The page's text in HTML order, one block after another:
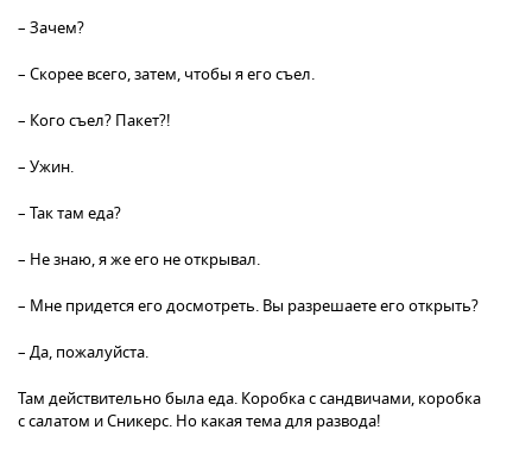
– Зачем?
– Скорее всего, затем, чтобы я его съел.
– Кого съел? Пакет?!
– Ужин.
– Так там еда?
– Не знаю, я же его не открывал.
– Мне придется его досмотреть. Вы разрешаете его открыть?
– Да, пожалуйста.
Там действительно была еда. Коробка с сандвичами, коробка
с салатом и Сникерс. Но какая тема для развода!